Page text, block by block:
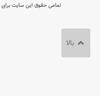
تمامی حقوق این سایت برای
بالا